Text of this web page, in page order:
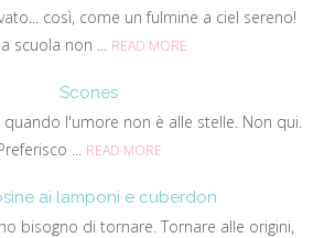
così, come un fulmine a ciel sereno!
scuola non ... READ MORE
Scones
l'umore non è alle stelle. Non qui.
... READ MORE
ai lamponi e cuberdon
bisogno di tornare. Tornare alle origini,